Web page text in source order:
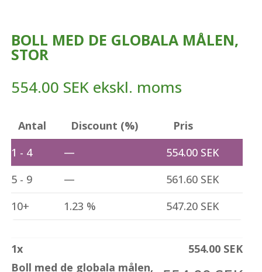
BOLL MED DE GLOBALA MÅLEN,
STOR
554.00 SEK ekskl. moms
Antal Discount (%)
Pris
1 - 4
— 554.00 SEK
5 - 9
— 561.60 SEK
10+
1.23 % 547.20 SEK
1x 554.00 SEK
Boll med de globala målen,